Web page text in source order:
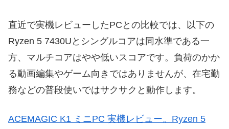
直近で実機レビューしたPCとの比較では、以下の
Ryzen 5 7430Uとシングルコアは同水準である一
方、マルチコアはやや低いスコアです。負荷のかか
る動画編集やゲーム向きではありませんが、在宅勤
務などの普段使いではサクサクと動作します。
ACEMAGIC K1 ミニPC 実機レビュー。Ryzen 5